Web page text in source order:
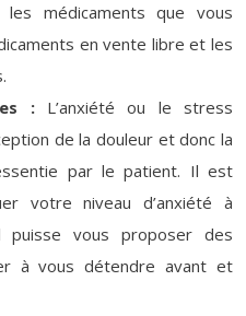
médicaments que vous
en vente libre et les
: L’anxiété ou le stress
de la douleur et donc la
par le patient. Il est
votre niveau d’anxiété à
puisse vous proposer des
à vous détendre avant et